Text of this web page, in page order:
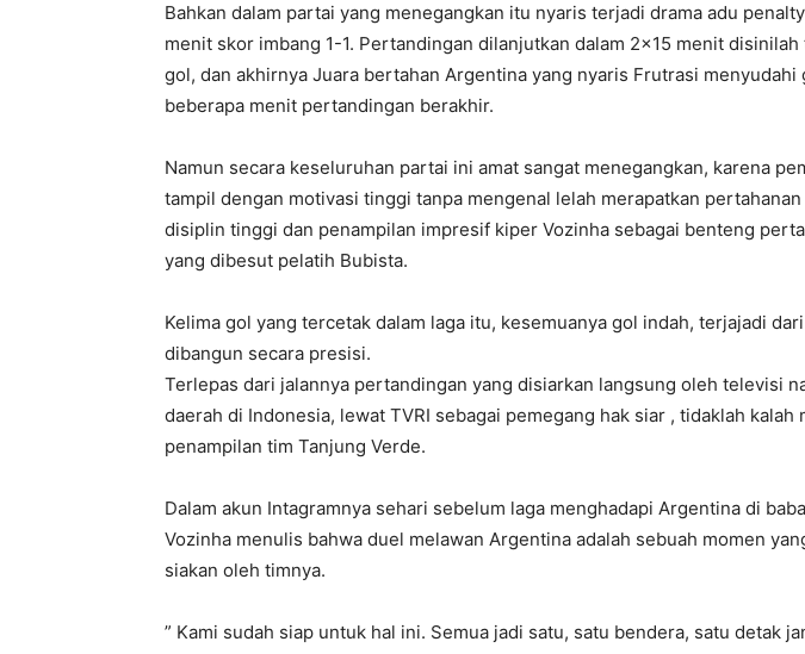
Bahkan dalam partai yang menegangkan itu nyaris terjadi drama adu
menit skor imbang 1-1. Pertandingan dilanjutkan dalam 2×15 menit
gol, dan akhirnya Juara bertahan Argentina yang nyaris Frutrasi menyudahi
beberapa menit pertandingan berakhir.
Namun secara keseluruhan partai ini amat sangat menegangkan, karena
tampil dengan motivasi tinggi tanpa mengenal lelah merapatkan
disiplin tinggi dan penampilan impresif kiper Vozinha sebagai benteng
yang dibesut pelatih Bubista.
Kelima gol yang tercetak dalam laga itu, kesemuanya gol indah, terjajadi
dibangun secara presisi.
Terlepas dari jalannya pertandingan yang disiarkan langsung oleh televisi
daerah di Indonesia, lewat TVRI sebagai pemegang hak siar , tidaklah kalah
penampilan tim Tanjung Verde.
Dalam akun Intagramnya sehari sebelum laga menghadapi Argentina di
Vozinha menulis bahwa duel melawan Argentina adalah sebuah momen
siakan oleh timnya.
” Kami sudah siap untuk hal ini. Semua jadi satu, satu bendera, satu detak